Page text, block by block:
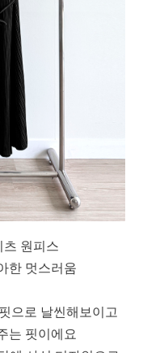
츠 원피스
한 멋스러움
으로 날씬해보이고
는 핏이에요